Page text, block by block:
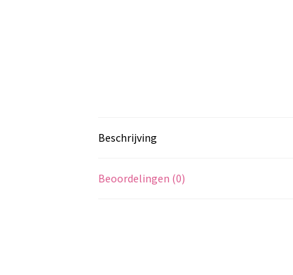
Beschrijving
Beoordelingen (0)